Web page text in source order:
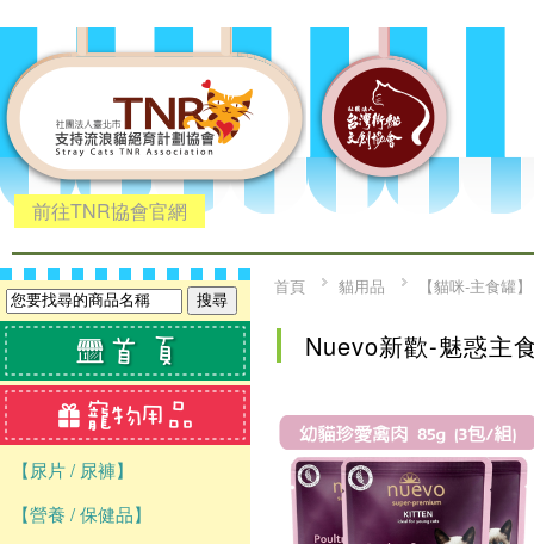
前往TNR協會官網
【尿片 / 尿褲】
【營養 / 保健品】
首頁 貓用品 【貓咪-主食罐】
Nuevo新歡-魅惑主